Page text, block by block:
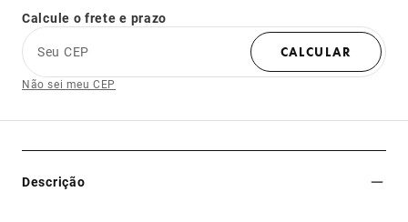
Calcule o frete e prazo
Seu CEP
CALCULAR
Não sei meu CEP
Descrição